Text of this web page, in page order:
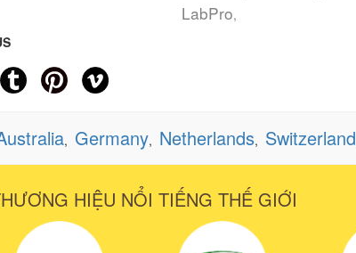
LabPro,
, Germany, Netherlands, Switzerland
HIỆU NỔI TIẾNG THẾ GIỚI